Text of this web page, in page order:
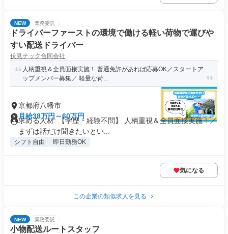
NEW 業務委託
ドライバーファーストの環境で働ける軽い荷物で運びや
すい配送ドライバー
伏見テック合同会社
人柄重視＆全員面接実施！ 普通免許があれば応募OK／スタートア
ップメンバー募集／ 軽量な荷...
京都府八幡市
月給38万円～60万円
求める人材: 【学歴・経験不問】 人柄重視＆全員面接実施！／
まずは話だけ聞きたいとい...
シフト自由 即日勤務OK
気になる
この企業の類似求人を見る
NEW 業務委託
小物配送ルートスタッフ